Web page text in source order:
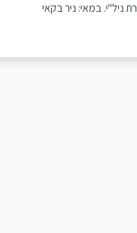
ניל"י. במאי: ניר בקאי